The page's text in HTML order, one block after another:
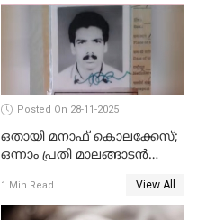
Posted On 28-11-2025
ഒതായി മനാഫ് കൊലക്കേസ്;
ഒന്നാം പ്രതി മാലങ്ങാടന്‍
1 Min Read View All